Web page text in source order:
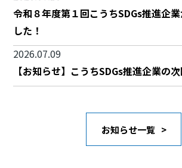
令和８年度第１回こうちSDGs推進企
した！
2026.07.09
【お知らせ】こうちSDGs推進企業の
お知らせ一覧